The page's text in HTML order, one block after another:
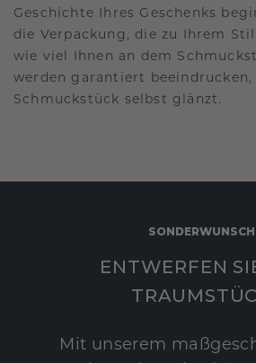
Geschichte Ihres Geschenks
die Verpackung, die zu Ihrem
wie viel Ihnen an dem
werden garantiert beeindrucken,
Schmuckstück selbst glänzt.
SONDERWUNSCH
ENTWERFEN
Mit unserem